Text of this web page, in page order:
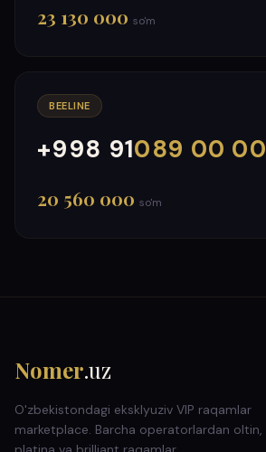
23 130 000 so'm
BEELINE
+998 91089 00 00
000
999
20 560 000 so'm
Nomer.uz
O'zbekistondagi eksklyuziv VIP raqamlar
marketplace. Barcha operatorlardan oltin,